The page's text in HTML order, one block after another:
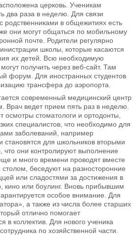
церковь. Ученикам
два раза в неделю. Для связи
родственниками в общежитиях есть
они могут общаться по мобильному
почте. Родители регулярно
школы, которые касаются
их детей. Всю необходимую
получить через веб-сайт. Там
форум. Для иностранных студентов
трансфера до аэропорта.
современный медицинский центр
Врач ведет прием пять раз в неделю.
осмотры стоматологи и ортодонты,
специалистов, что необходимо для
заболеваний, например
становятся для школьников вторыми
что они контролируют выполнение
и много времени проводят вместе
беседуют на разносторонние
или сладостями за достижения в
кино или боулинг. Вновь прибывшим
особое внимание. Для
а также из числа более старших
отлично помогает
в коллектив. Для нового ученика
по хозяйственной части.